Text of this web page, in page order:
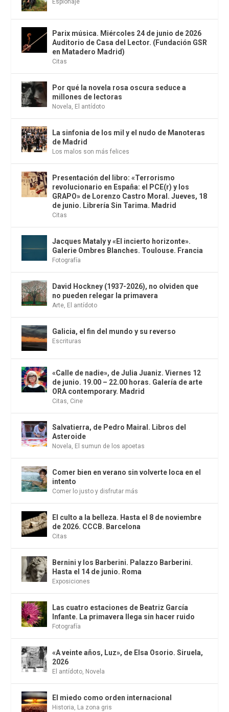
Espionaje
Parix música. Miércoles 24 de junio de 2026
Auditorio de Casa del Lector. (Fundación GSR
en Matadero Madrid)
Citas
Por qué la novela rosa oscura seduce a
millones de lectoras
Novela, El antídoto
La sinfonia de los mil y el nudo de Manoteras
de Madrid
Los malos son más felices
Presentación del libro: «Terrorismo
revolucionario en España: el PCE(r) y los
GRAPO» de Lorenzo Castro Moral. Jueves, 18
de junio. Librería Sin Tarima. Madrid
Citas
Jacques Mataly y «El incierto horizonte».
Galerie Ombres Blanches. Toulouse. Francia
Fotografía
David Hockney (1937-2026), no olviden que
no pueden relegar la primavera
Arte, El antídoto
Galicia, el fin del mundo y su reverso
Escrituras
«Calle de nadie», de Julia Juaniz. Viernes 12
de junio. 19.00 – 22.00 horas. Galería de arte
ORA contemporary. Madrid
Citas, Cine
Salvatierra, de Pedro Mairal. Libros del
Asteroide
Novela, El sumun de los apoetas
Comer bien en verano sin volverte loca en el
intento
Comer lo justo y disfrutar más
El culto a la belleza. Hasta el 8 de noviembre
de 2026. CCCB. Barcelona
Citas
Bernini y los Barberini. Palazzo Barberini.
Hasta el 14 de junio. Roma
Exposiciones
Las cuatro estaciones de Beatriz García
Infante. La primavera llega sin hacer ruido
Fotografía
«A veinte años, Luz», de Elsa Osorio. Siruela,
2026
El antídoto, Novela
El miedo como orden internacional
Historia, La zona gris